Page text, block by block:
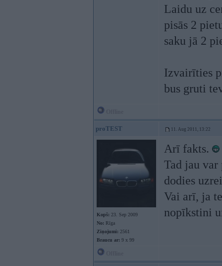
Laidu uz
pisās 2
saku jā 2
Izvairīties
bus gruti
proTEST 11. Aug 2011, 13:22
Kopš: 23. Sep 2009
No: Rīga
Ziņojumi: 2561
Braucu ar: 9 x 99
Arī fakts.
Tad jau
dodies
Vai arī, ja
nopīkstini